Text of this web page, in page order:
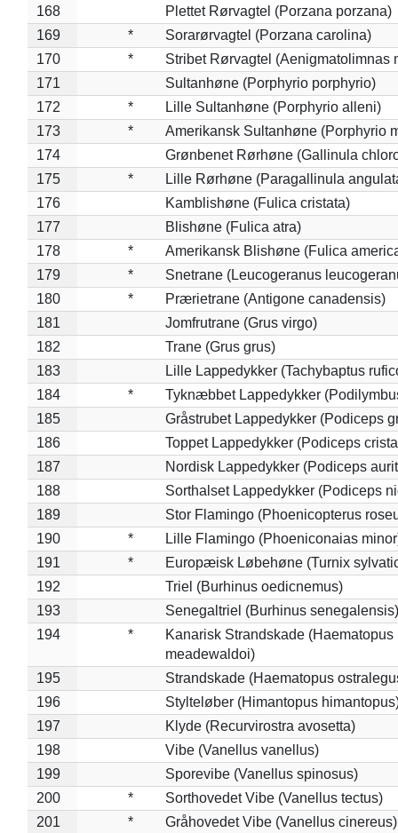
168
Plettet Rørvagtel (Porzana porzana)
169
*
Sorarørvagtel (Porzana carolina)
170
*
Stribet Rørvagtel (Aenigmatolimnas
171
Sultanhøne (Porphyrio porphyrio)
172
*
Lille Sultanhøne (Porphyrio alleni)
173
*
Amerikansk Sultanhøne (Porphyrio
174
Grønbenet Rørhøne (Gallinula
175
*
Lille Rørhøne (Paragallinula
176
Kamblishøne (Fulica cristata)
177
Blishøne (Fulica atra)
178
*
Amerikansk Blishøne (Fulica
179
*
Snetrane (Leucogeranus
180
*
Prærietrane (Antigone canadensis)
181
Jomfrutrane (Grus virgo)
182
Trane (Grus grus)
183
Lille Lappedykker (Tachybaptus
184
*
Tyknæbbet Lappedykker
185
Gråstrubet Lappedykker (Podiceps
186
Toppet Lappedykker (Podiceps
187
Nordisk Lappedykker (Podiceps
188
Sorthalset Lappedykker (Podiceps
189
Stor Flamingo (Phoenicopterus
190
*
Lille Flamingo (Phoeniconaias
191
*
Europæisk Løbehøne (Turnix
192
Triel (Burhinus oedicnemus)
193
Senegaltriel (Burhinus senegalensis)
194
*
Kanarisk Strandskade (Haematopus
meadewaldoi)
195
Strandskade (Haematopus
196
Stylteløber (Himantopus
197
Klyde (Recurvirostra avosetta)
198
Vibe (Vanellus vanellus)
199
Sporevibe (Vanellus spinosus)
200
*
Sorthovedet Vibe (Vanellus tectus)
201
*
Gråhovedet Vibe (Vanellus cinereus)